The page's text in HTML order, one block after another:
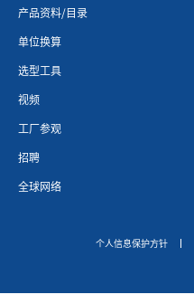
产品资料/目录
单位换算
选型工具
视频
工厂参观
招聘
全球网络
个人信息保护方针